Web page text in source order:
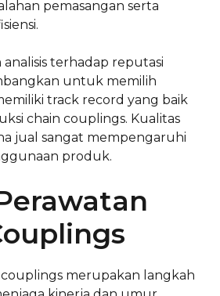
pemasangan serta
terhadap reputasi
untuk memilih
track record yang baik
chain couplings. Kualitas
jual sangat mempengaruhi
produk.
merupakan langkah